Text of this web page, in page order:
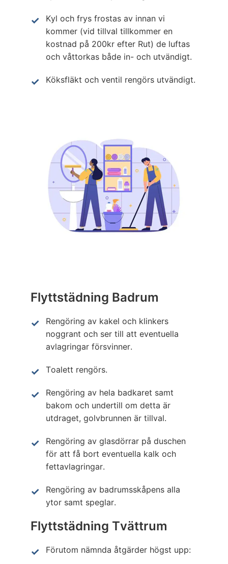
Kyl och frys frostas av innan vi
kommer (vid tillval tillkommer en
kostnad på 200kr efter Rut) de luftas
och våttorkas både in- och utvändigt.
Köksfläkt och ventil rengörs utvändigt.
Flyttstädning Badrum
Rengöring av kakel och klinkers
noggrant och ser till att eventuella
avlagringar försvinner.
Toalett rengörs.
Rengöring av hela badkaret samt
bakom och undertill om detta är
utdraget, golvbrunnen är tillval.
Rengöring av glasdörrar på duschen
för att få bort eventuella kalk och
fettavlagringar.
Rengöring av badrumsskåpens alla
ytor samt speglar.
Flyttstädning Tvättrum
Förutom nämnda åtgärder högst upp: